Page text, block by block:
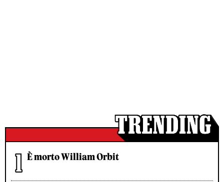
È morto William Orbit